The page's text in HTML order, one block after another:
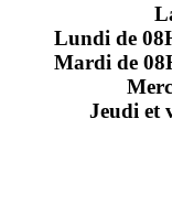
Lundi de
Mardi de
Jeudi et